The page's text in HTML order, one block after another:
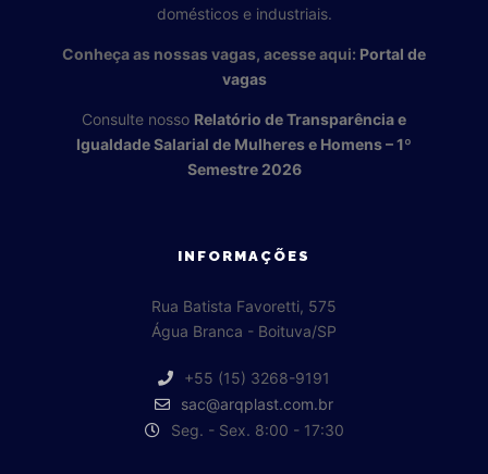
domésticos e industriais.
Conheça as nossas vagas, acesse aqui: Portal de
vagas
Consulte nosso Relatório de Transparência e
Igualdade Salarial de Mulheres e Homens – 1º
Semestre 2026
INFORMAÇÕES
Rua Batista Favoretti, 575
Água Branca - Boituva/SP
+55 (15) 3268-9191
sac@arqplast.com.br
Seg. - Sex. 8:00 - 17:30